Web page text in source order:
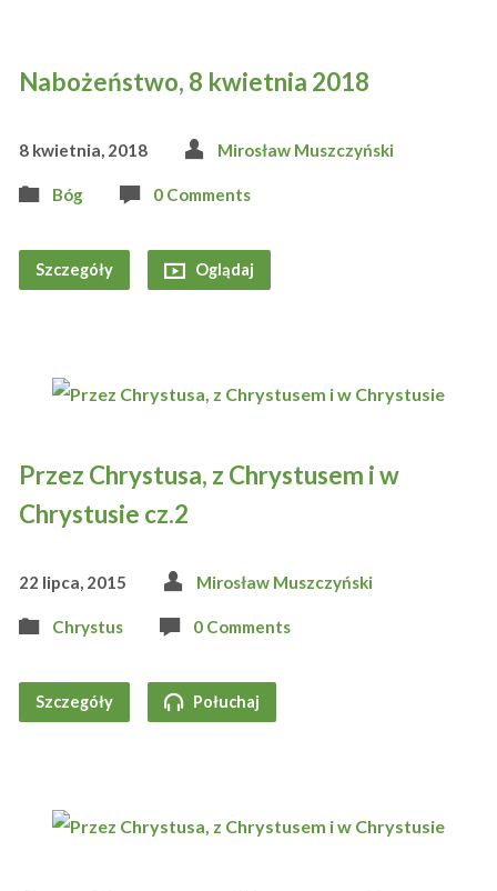
Nabożeństwo, 8 kwietnia 2018
8 kwietnia, 2018 Mirosław Muszczyński
Bóg 0 Comments
Szczegóły Oglądaj
Przez Chrystusa, z Chrystusem i w
Chrystusie cz.2
22 lipca, 2015 Mirosław Muszczyński
Chrystus 0 Comments
Szczegóły Połuchaj